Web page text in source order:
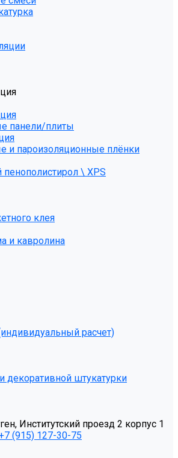
панели/плиты
и пароизоляционные плёнки
\ XPS
клея
и кавролина
расчет)
декоративной штукатурки
Институтский проезд 2 корпус 1
(915) 127-30-75